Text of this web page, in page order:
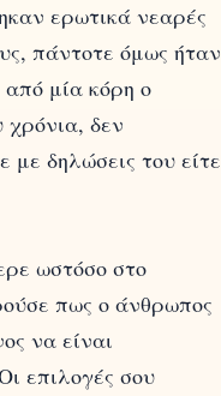
ερωτικά νεαρές
πάντοτε όμως ήταν
μία κόρη ο
δεν
με δηλώσεις του είτε
ωστόσο στο
πως ο άνθρωπος
να είναι
επιλογές σου